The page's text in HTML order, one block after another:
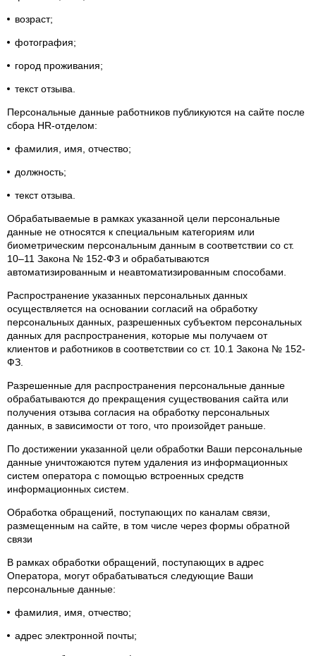
возраст;
фотография;
город проживания;
текст отзыва.
Персональные данные работников публикуются на сайте после
сбора HR-отделом:
фамилия, имя, отчество;
должность;
текст отзыва.
Обрабатываемые в рамках указанной цели персональные
данные не относятся к специальным категориям или
биометрическим персональным данным в соответствии со ст.
10–11 Закона № 152-ФЗ и обрабатываются
автоматизированным и неавтоматизированным способами.
Распространение указанных персональных данных
осуществляется на основании согласий на обработку
персональных данных, разрешенных субъектом персональных
данных для распространения, которые мы получаем от
клиентов и работников в соответствии со ст. 10.1 Закона № 152-
ФЗ.
Разрешенные для распространения персональные данные
обрабатываются до прекращения существования сайта или
получения отзыва согласия на обработку персональных
данных, в зависимости от того, что произойдет раньше.
По достижении указанной цели обработки Ваши персональные
данные уничтожаются путем удаления из информационных
систем оператора с помощью встроенных средств
информационных систем.
Обработка обращений, поступающих по каналам связи,
размещенным на сайте, в том числе через формы обратной
связи
В рамках обработки обращений, поступающих в адрес
Оператора, могут обрабатываться следующие Ваши
персональные данные:
фамилия, имя, отчество;
адрес электронной почты;